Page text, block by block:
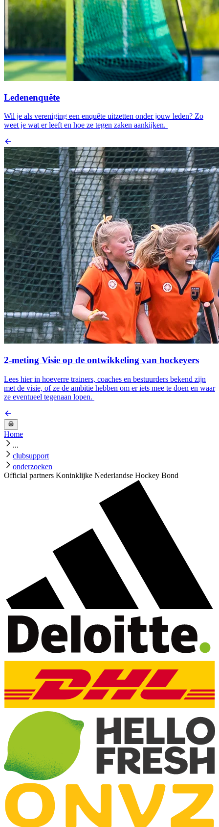
Ledenenquête
Wil je als vereniging een enquête uitzetten onder jouw leden? Zo
weet je wat er leeft en hoe ze tegen zaken aankijken.
2-meting Visie op de ontwikkeling van hockeyers
Lees hier in hoeverre trainers, coaches en bestuurders bekend zijn
met de visie, of ze de ambitie hebben om er iets mee te doen en waar
ze eventueel tegenaan lopen.
Home
...
clubsupport
onderzoeken
Official partners Koninklijke Nederlandse Hockey Bond